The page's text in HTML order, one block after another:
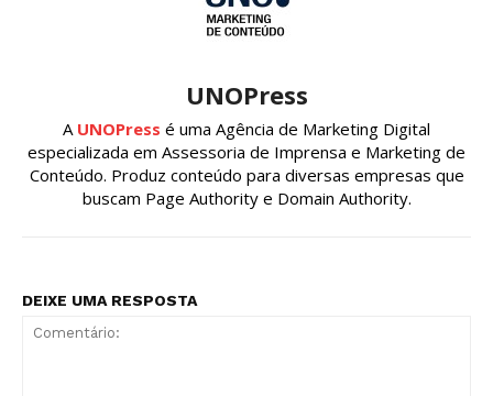
UNOPress
A UNOPress é uma Agência de Marketing Digital
especializada em Assessoria de Imprensa e Marketing de
Conteúdo. Produz conteúdo para diversas empresas que
buscam Page Authority e Domain Authority.
DEIXE UMA RESPOSTA